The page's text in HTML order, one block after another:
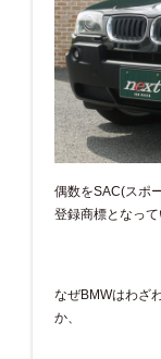
偶数をSAC(スポ
登録商標となって
なぜBMWはわざ
か、